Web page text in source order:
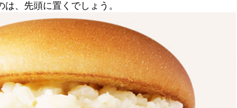
、先頭に置くでしょう。